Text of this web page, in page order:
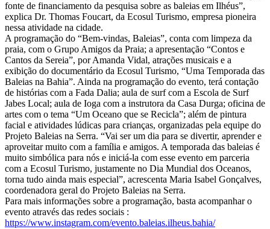
fonte de financiamento da pesquisa sobre as baleias em Ilhéus”,
explica Dr. Thomas Foucart, da Ecosul Turismo, empresa pioneira
nessa atividade na cidade.
A programação do “Bem-vindas, Baleias”, conta com limpeza da
praia, com o Grupo Amigos da Praia; a apresentação “Contos e
Cantos da Sereia”, por Amanda Vidal, atrações musicais e a
exibição do documentário da Ecosul Turismo, “Uma Temporada das
Baleias na Bahia”. Ainda na programação do evento, terá contação
de histórias com a Fada Dalia; aula de surf com a Escola de Surf
Jabes Local; aula de Ioga com a instrutora da Casa Durga; oficina de
artes com o tema “Um Oceano que se Recicla”; além de pintura
facial e atividades lúdicas para crianças, organizadas pela equipe do
Projeto Baleias na Serra. “Vai ser um dia para se divertir, aprender e
aproveitar muito com a família e amigos. A temporada das baleias é
muito simbólica para nós e iniciá-la com esse evento em parceria
com a Ecosul Turismo, justamente no Dia Mundial dos Oceanos,
torna tudo ainda mais especial”, acrescenta Maria Isabel Gonçalves,
coordenadora geral do Projeto Baleias na Serra.
Para mais informações sobre a programação, basta acompanhar o
evento através das redes sociais :
https://www.instagram.com/evento.baleias.ilheus.bahia/